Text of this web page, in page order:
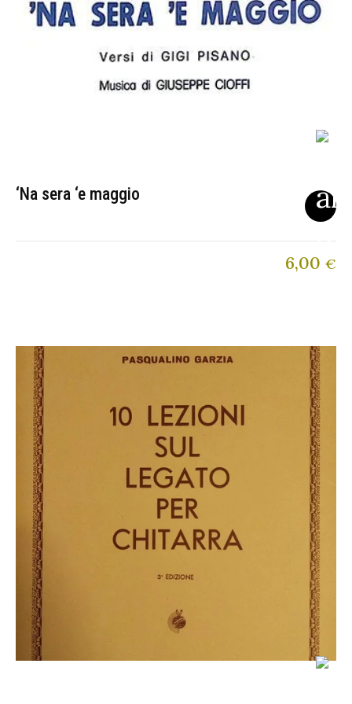
‘Na sera ‘e maggio
6,00 €